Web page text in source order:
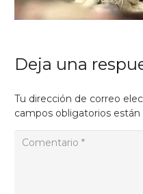
Deja una
Tu dirección de correo
campos obligatorios